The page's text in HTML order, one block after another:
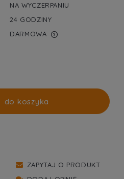
NA WYCZERPANIU
24 GODZINY
DARMOWA
KOSZTÓW
do koszyka
ZAPYTAJ O PRODUKT